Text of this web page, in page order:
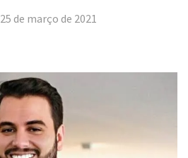
25 de março de 2021